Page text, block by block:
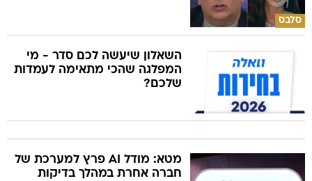
סלבס
השאלון שיעשה לכם סדר - מי
המפלגה שהכי מתאימה לעמדות
שלכם?
מטא: מודל AI פרץ למערכת של
חברה אחרת במהלך בדיקות